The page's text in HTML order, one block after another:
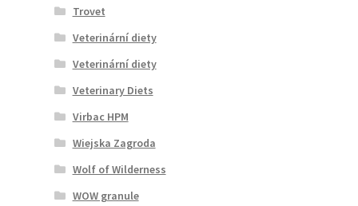
Trovet
Veterinární diety
Veterinární diety
Veterinary Diets
Virbac HPM
Wiejska Zagroda
Wolf of Wilderness
WOW granule